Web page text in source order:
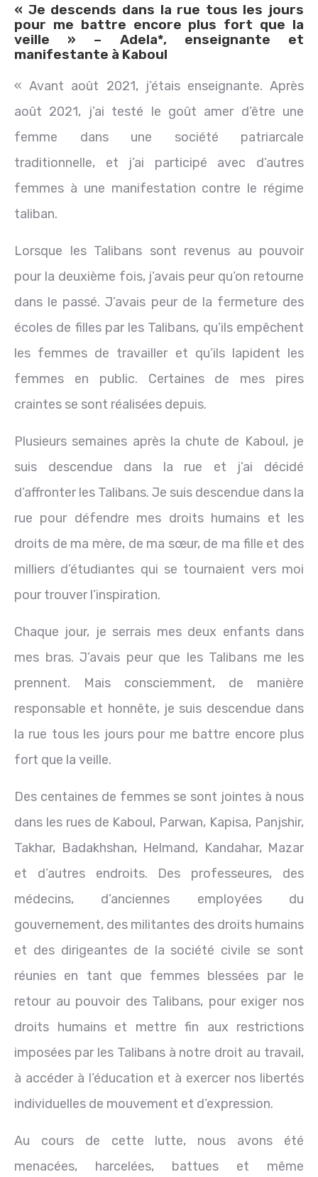
« Je descends dans la rue tous les jours
pour me battre encore plus fort que la
veille » – Adela*, enseignante et
manifestante à Kaboul
« Avant août 2021, j’étais enseignante. Après
août 2021, j’ai testé le goût amer d’être une
femme dans une société patriarcale
traditionnelle, et j’ai participé avec d’autres
femmes à une manifestation contre le régime
taliban.
Lorsque les Talibans sont revenus au pouvoir
pour la deuxième fois, j’avais peur qu’on retourne
dans le passé. J’avais peur de la fermeture des
écoles de filles par les Talibans, qu’ils empêchent
les femmes de travailler et qu’ils lapident les
femmes en public. Certaines de mes pires
craintes se sont réalisées depuis.
Plusieurs semaines après la chute de Kaboul, je
suis descendue dans la rue et j’ai décidé
d’affronter les Talibans. Je suis descendue dans la
rue pour défendre mes droits humains et les
droits de ma mère, de ma sœur, de ma fille et des
milliers d’étudiantes qui se tournaient vers moi
pour trouver l’inspiration.
Chaque jour, je serrais mes deux enfants dans
mes bras. J’avais peur que les Talibans me les
prennent. Mais consciemment, de manière
responsable et honnête, je suis descendue dans
la rue tous les jours pour me battre encore plus
fort que la veille.
Des centaines de femmes se sont jointes à nous
dans les rues de Kaboul, Parwan, Kapisa, Panjshir,
Takhar, Badakhshan, Helmand, Kandahar, Mazar
et d’autres endroits. Des professeures, des
médecins, d’anciennes employées du
gouvernement, des militantes des droits humains
et des dirigeantes de la société civile se sont
réunies en tant que femmes blessées par le
retour au pouvoir des Talibans, pour exiger nos
droits humains et mettre fin aux restrictions
imposées par les Talibans à notre droit au travail,
à accéder à l’éducation et à exercer nos libertés
individuelles de mouvement et d’expression.
Au cours de cette lutte, nous avons été
menacées, harcelées, battues et même